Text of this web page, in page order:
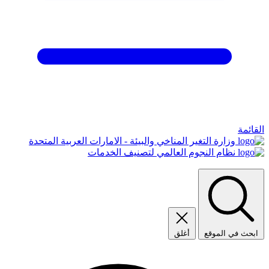
القائمة
وزارة التغير المناخي والبيئة - الامارات العربية المتحدة
نظام النجوم العالمي لتصنيف الخدمات
ابحث في الموقع أغلق